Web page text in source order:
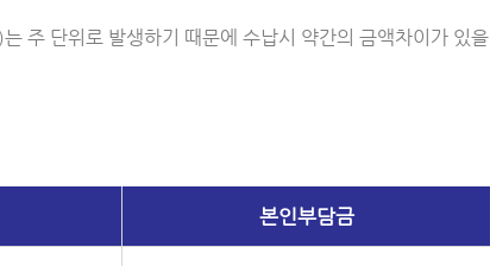
주 단위로 발생하기 때문에 수납시 약간의 금액차이가 있을
본인부담금